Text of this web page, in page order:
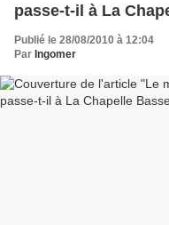
passe-t-il à La
Publié le 28/08/2010 à 12:04
Par Ingomer